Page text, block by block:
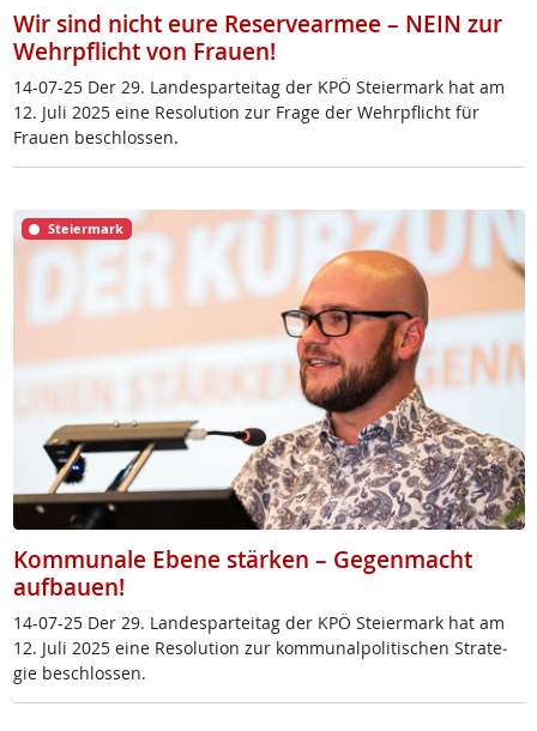
Wir sind nicht eure Reservearmee – NEIN zur
Wehrpflicht von Frauen!
14-07-25 Der 29. Lan­de­s­par­tei­tag der KPÖ Stei­er­mark hat am
12. Ju­li 2025 ei­ne Re­so­lu­ti­on zur Fra­ge der Wehrpf­licht für
Frau­en be­sch­los­sen.
Steiermark
Kommunale Ebene stärken – Gegenmacht
aufbauen!
14-07-25 Der 29. Lan­de­s­par­tei­tag der KPÖ Stei­er­mark hat am
12. Ju­li 2025 ei­ne Re­so­lu­ti­on zur kom­mu­nal­po­li­ti­schen St­ra­te­
gie be­sch­los­sen.